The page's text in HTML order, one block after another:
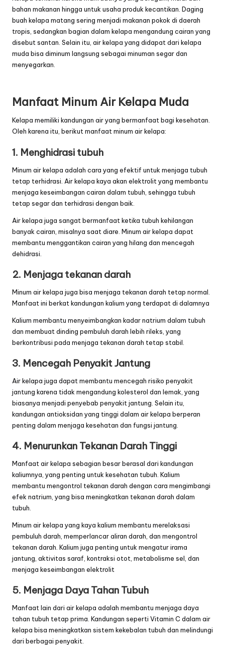
bahan makanan hingga untuk usaha produk kecantikan. Daging
buah kelapa matang sering menjadi makanan pokok di daerah
tropis, sedangkan bagian dalam kelapa mengandung cairan yang
disebut santan. Selain itu, air kelapa yang didapat dari kelapa
muda bisa diminum langsung sebagai minuman segar dan
menyegarkan.
Manfaat Minum Air Kelapa Muda
Kelapa memiliki kandungan air yang bermanfaat bagi kesehatan.
Oleh karena itu, berikut manfaat minum air kelapa:
1. Menghidrasi tubuh
Minum airkelapa adalah cara yang efektif untuk menjaga tubuh
tetap terhidrasi. Air kelapa kaya akan elektrolit yang membantu
menjaga keseimbangan cairan dalam tubuh, sehingga tubuh
tetap segar dan terhidrasi dengan baik.
Air kelapa juga sangat bermanfaat ketika tubuh kehilangan
banyak cairan, misalnya saat diare. Minum air kelapa dapat
membantu menggantikan cairan yang hilang dan mencegah
dehidrasi.
2. Menjaga tekanan darah
Minum air kelapa juga bisa menjaga tekanan darah tetap normal.
Manfaat ini berkat kandungan kalium yang terdapat di dalamnya
Kalium membantu menyeimbangkan kadar natrium dalam tubuh
dan membuat dinding pembuluh darah lebih rileks, yang
berkontribusi pada menjaga tekanan darah tetap stabil.
3. Mencegah Penyakit Jantung
Airkelapa juga dapat membantu mencegah risiko penyakit
jantung karena tidak mengandung kolesterol dan lemak, yang
biasanya menjadi penyebab penyakit jantung. Selain itu,
kandungan antioksidan yang tinggi dalam air kelapa berperan
penting dalam menjaga kesehatan dan fungsi jantung.
4. Menurunkan Tekanan Darah Tinggi
Manfaat airkelapa sebagian besar berasal dari kandungan
kaliumnya, yang penting untuk kesehatan tubuh. Kalium
membantu mengontrol tekanan darah dengan cara mengimbangi
efek natrium, yang bisa meningkatkan tekanan darah dalam
tubuh.
Minum air kelapa yang kaya kalium membantu merelaksasi
pembuluh darah, memperlancar aliran darah, dan mengontrol
tekanan darah. Kalium juga penting untuk mengatur irama
jantung, aktivitas saraf, kontraksi otot, metabolisme sel, dan
menjaga keseimbangan elektrolit
5. Menjaga Daya Tahan Tubuh
Manfaat lain dari airkelapa adalah membantu menjaga daya
tahan tubuh tetap prima. Kandungan seperti Vitamin C dalam air
kelapa bisa meningkatkan sistem kekebalan tubuh dan melindungi
dari berbagai penyakit.